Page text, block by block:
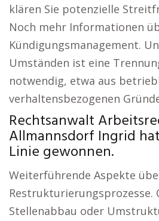
klären Sie potenzielle
Noch mehr Informationen
Kündigungsmanagement.
Umständen ist eine
notwendig, etwa aus
verhaltensbezogenen
Rechtsanwalt
Allmannsdorf Ingrid
Linie gewonnen.
Weiterführende Aspekte
Restrukturierungsprozesse.
Stellenabbau oder